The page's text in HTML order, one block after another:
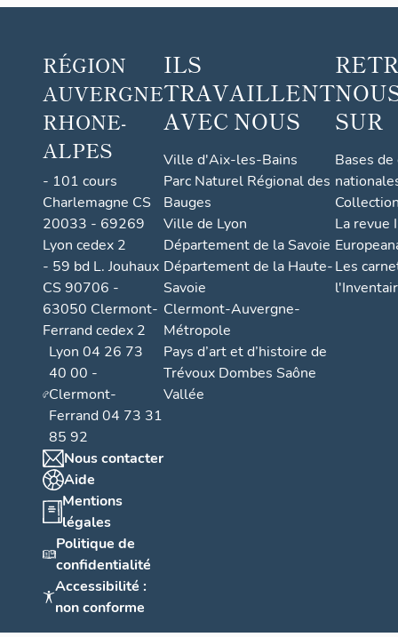
RÉGION
AUVERGNE
RHONE-
ALPES
- 101 cours
Charlemagne CS
20033 - 69269
Lyon cedex 2
- 59 bd L. Jouhaux
CS 90706 -
63050 Clermont-
Ferrand cedex 2
Lyon 04 26 73
40 00 -
Clermont-
Ferrand 04 73 31
85 92
Nous contacter
Aide
Mentions
légales
Politique de
confidentialité
Accessibilité :
non conforme
ILS
TRAVAILLENT
AVEC NOUS
Ville d'Aix-les-Bains
Parc Naturel Régional des
Bauges
Ville de Lyon
Département de la Savoie
Département de la Haute-
Savoie
Clermont-Auvergne-
Métropole
Pays d’art et d’histoire de
Trévoux Dombes Saône
Vallée
SUR
Bases
La revue
Les